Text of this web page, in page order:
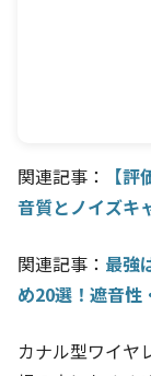
関連記事：
【
音質とノイズキ
関連記事： 最強
め20選！遮音性
カナル型ワイヤ